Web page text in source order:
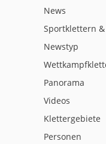
News
Sportklettern
Newstyp
Panorama
Videos
Klettergebiete
Personen